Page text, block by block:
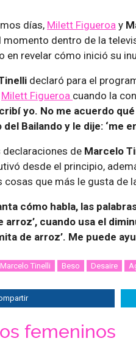
días, Milett Figueroa y
momento dentro de la
en revelar cómo inició su
declaró para el
Milett Figueroa cuando la
yo. No me acuerdo
Bailando y le dije: ‘me
declaraciones de Marcelo
desde el principio,
cosas que más le gusta de
cómo habla, las
arroz’, cuando usa el
de arroz’. Me puede
Marcelo Tinelli Beso Desaire
femeninos